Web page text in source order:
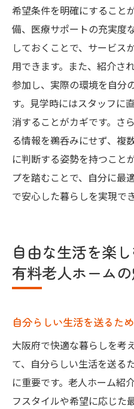
希望条件を明確にすること
備、医療サポートの充実度
しておくことで、サービス
用できます。また、紹介さ
参加し、実際の環境を自分
す。見学時にはスタッフに
消することがカギです。さ
る情報を鵜呑みにせず、複
に判断する姿勢を持つこと
プを踏むことで、自分に最
で安心した暮らしを実現で
自由な生活を楽
有料老人ホーム
自分らしい生活を送るた
大阪府で快適な暮らしを考
て、自分らしい生活を送る
に重要です。老人ホーム紹
フスタイルや希望に応じた